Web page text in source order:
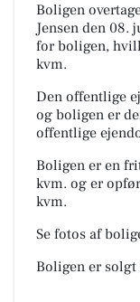
Boligen
Jensen den 08.
for boligen,
kvm.
Den offentlige
og boligen er
offentlige
Boligen er en
kvm. og er
kvm.
Se fotos af
Boligen er